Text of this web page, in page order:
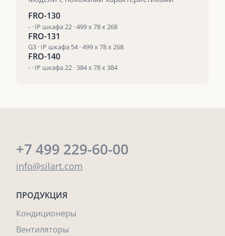
FRO-130
- · IP шкафа 22 · 499 x 78 x 268
FRO-131
G3 · IP шкафа 54 · 499 x 78 x 268
FRO-140
- · IP шкафа 22 · 384 x 78 x 384
+7 499 229-60-00
info@silart.com
ПРОДУКЦИЯ
Кондиционеры
Вентиляторы